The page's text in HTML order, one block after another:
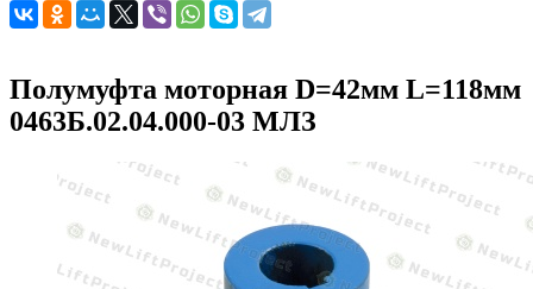
Полумуфта моторная D=42мм L=118мм
0463Б.02.04.000-03 МЛЗ